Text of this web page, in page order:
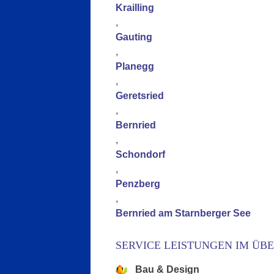
Krailling
,
Gauting
,
Planegg
,
Geretsried
,
Bernried
,
Schondorf
,
Penzberg
,
Bernried am Starnberger See
SERVICE LEISTUNGEN IM
Bau & Design